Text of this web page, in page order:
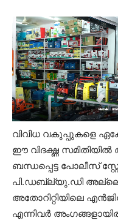
വിവിധ വകുപ്പുകളെ
ഈ വിദഗ്ദ്ധ
ബന്ധപ്പെട്ട പോലീസ്
പി.ഡബ്ല്യു.ഡി
അതോറിറ്റിയിലെ
എന്നിവർ